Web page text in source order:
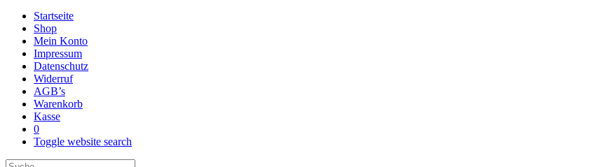
Startseite
Shop
Mein Konto
Impressum
Datenschutz
Widerruf
AGB’s
Warenkorb
Kasse
0
Toggle website search